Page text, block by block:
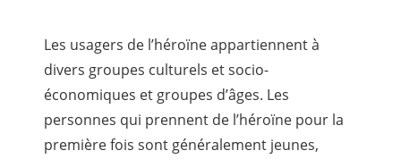
Les usagers de l’héroïne appartiennent à
divers groupes culturels et socio-
économiques et groupes d’âges. Les
personnes qui prennent de l’héroïne pour la
première fois sont généralement jeunes,